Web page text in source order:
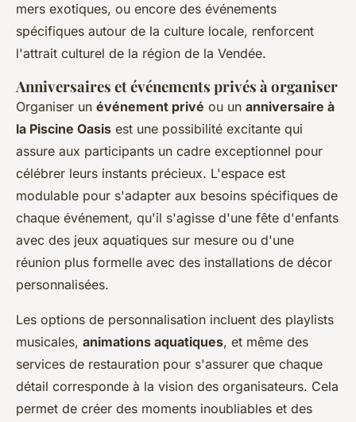
mers exotiques, ou encore des événements
spécifiques autour de la culture locale, renforcent
l'attrait culturel de la région de la Vendée.
Anniversaires et événements privés à organiser
Organiser un événement privé ou un anniversaire à
la Piscine Oasis est une possibilité excitante qui
assure aux participants un cadre exceptionnel pour
célébrer leurs instants précieux. L'espace est
modulable pour s'adapter aux besoins spécifiques de
chaque événement, qu'il s'agisse d'une fête d'enfants
avec des jeux aquatiques sur mesure ou d'une
réunion plus formelle avec des installations de décor
personnalisées.
Les options de personnalisation incluent des playlists
musicales, animations aquatiques, et même des
services de restauration pour s'assurer que chaque
détail corresponde à la vision des organisateurs. Cela
permet de créer des moments inoubliables et des